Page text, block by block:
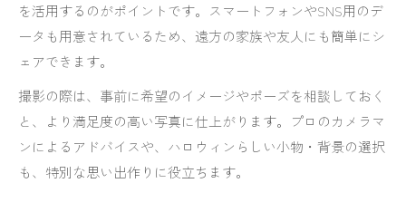
を活用するのがポイントです。スマートフォンやSNS用のデ
ータも用意されているため、遠方の家族や友人にも簡単にシ
ェアできます。
撮影の際は、事前に希望のイメージやポーズを相談しておく
と、より満足度の高い写真に仕上がります。プロのカメラマ
ンによるアドバイスや、ハロウィンらしい小物・背景の選択
も、特別な思い出作りに役立ちます。